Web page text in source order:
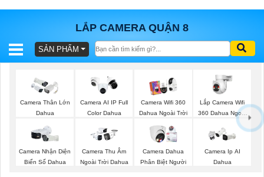
LẮP CAMERA QUẬN 8
BÁO
TRỌN
GÓI
SẢN
PHẨM
SẢN PHẨM
Camera Thân Lớn
Dahua
Camera AI IP Full
Color Dahua
Camera Wifi 360
Dahua Ngoài Trời
Lắp Camera Wifi
360 Dahua Ngoài
Camera Nhận Diện
Biển Số Dahua
Camera Thu Âm
Ngoài Trời Dahua
Camera Dahua
Phân Biệt Người
Camera Ip AI
Dahua